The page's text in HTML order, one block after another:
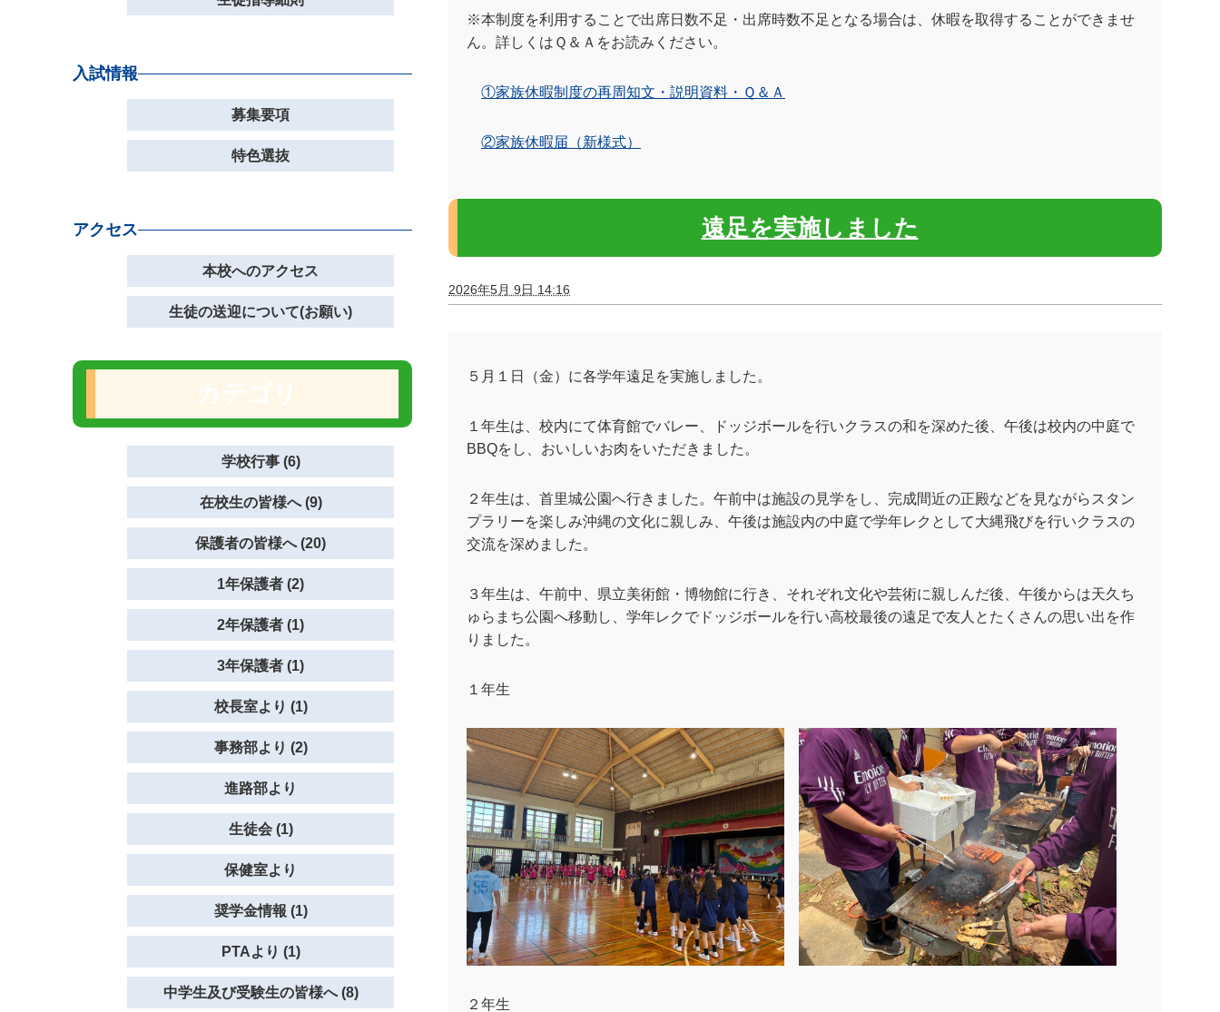
※本制度を利用することで出席日数不足・出席時数不足となる場合は、休暇を取得することができませ
ん。詳しくはＱ＆Ａをお読みください。
①家族休暇制度の再周知文・説明資料・Ｑ＆Ａ
②家族休暇届（新様式）
遠足を実施しました
2026年5月 9日 14:16
５月１日（金）に各学年遠足を実施しました。
１年生は、校内にて体育館でバレー、ドッジボールを行いクラスの和を深めた後、午後は校内の中庭で
BBQをし、おいしいお肉をいただきました。
２年生は、首里城公園へ行きました。午前中は施設の見学をし、完成間近の正殿などを見ながらスタン
プラリーを楽しみ沖縄の文化に親しみ、午後は施設内の中庭で学年レクとして大縄飛びを行いクラスの
交流を深めました。
３年生は、午前中、県立美術館・博物館に行き、それぞれ文化や芸術に親しんだ後、午後からは天久ち
ゅらまち公園へ移動し、学年レクでドッジボールを行い高校最後の遠足で友人とたくさんの思い出を作
りました。
１年生
２年生
入試情報
募集要項
特色選抜
アクセス
本校へのアクセス
生徒の送迎について(お願い)
学校行事 (6)
在校生の皆様へ (9)
保護者の皆様へ (20)
1年保護者 (2)
2年保護者 (1)
3年保護者 (1)
校長室より (1)
事務部より (2)
進路部より
生徒会 (1)
保健室より
奨学金情報 (1)
PTAより (1)
中学生及び受験生の皆様へ (8)